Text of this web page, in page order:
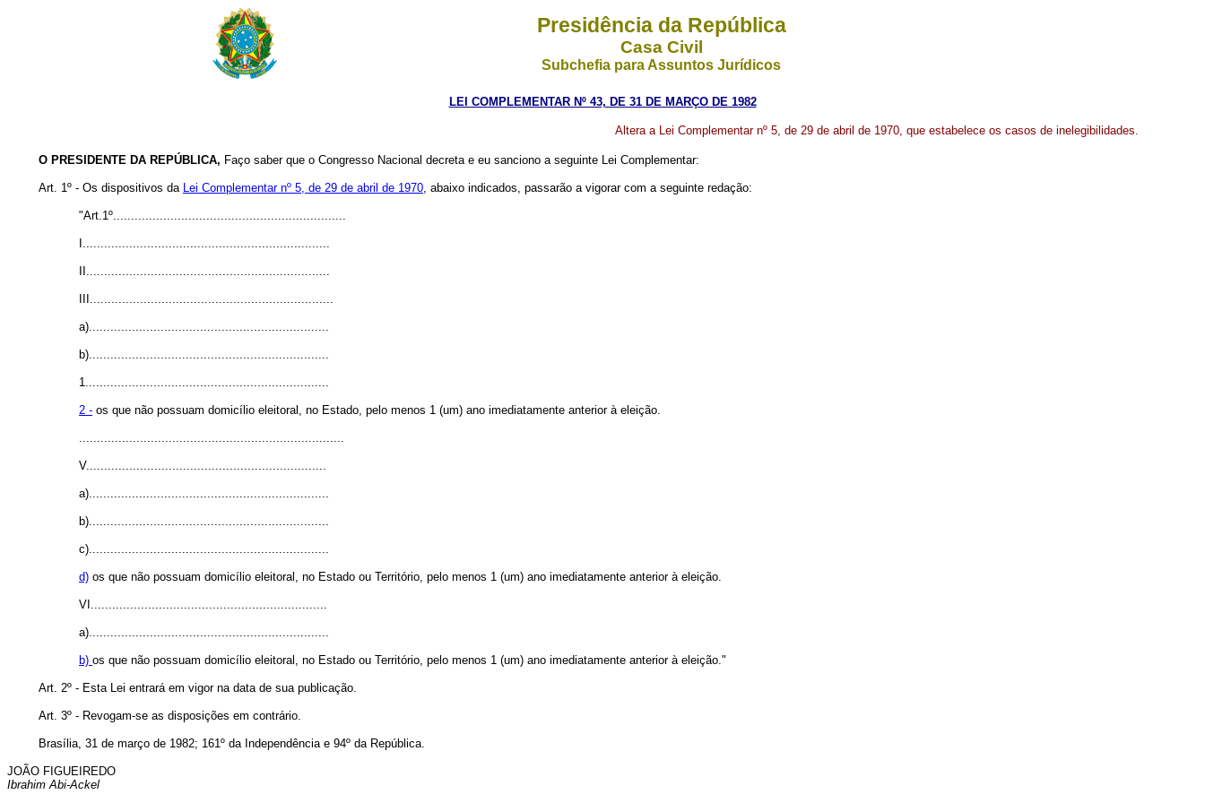
Presidência da República
Casa Civil
Subchefia para Assuntos Jurídicos
LEI COMPLEMENTAR Nº 43, DE 31 DE MARÇO DE 1982
Altera a Lei Complementar nº 5, de 29 de abril de 1970, que estabelece os casos de inelegibilidades.
O PRESIDENTE DA REPÚBLICA, Faço saber que o Congresso Nacional decreta e eu sanciono a seguinte Lei Complementar:
Art. 1º - Os dispositivos da Lei Complementar nº 5, de 29 de abril de 1970, abaixo indicados, passarão a vigorar com a seguinte redação:
"Art.1º.................................................................
I.....................................................................
II....................................................................
III....................................................................
a)...................................................................
b)...................................................................
1....................................................................
2 - os que não possuam domicílio eleitoral, no Estado, pelo menos 1 (um) ano imediatamente anterior à eleição.
..........................................................................
V...................................................................
a)...................................................................
b)...................................................................
c)...................................................................
d) os que não possuam domicílio eleitoral, no Estado ou Território, pelo menos 1 (um) ano imediatamente anterior à eleição.
VI..................................................................
a)...................................................................
b) os que não possuam domicílio eleitoral, no Estado ou Território, pelo menos 1 (um) ano imediatamente anterior à eleição."
Art. 2º - Esta Lei entrará em vigor na data de sua publicação.
Art. 3º - Revogam-se as disposições em contrário.
Brasília, 31 de março de 1982; 161º da Independência e 94º da República.
JOÃO FIGUEIREDO
Ibrahim Abi-Ackel